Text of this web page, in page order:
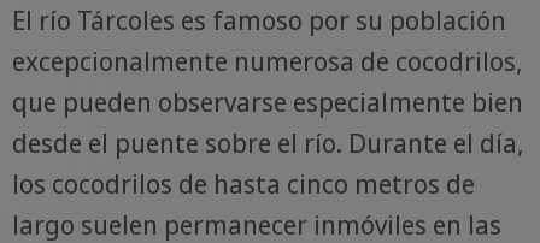
El río Tárcoles es famoso por su población
excepcionalmente numerosa de cocodrilos,
que pueden observarse especialmente bien
desde el puente sobre el río. Durante el día,
los cocodrilos de hasta cinco metros de
largo suelen permanecer inmóviles en las